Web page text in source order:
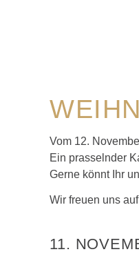
Vom 12.
Ein prasselnder
Gerne könnt Ihr
Wir freuen uns
11.